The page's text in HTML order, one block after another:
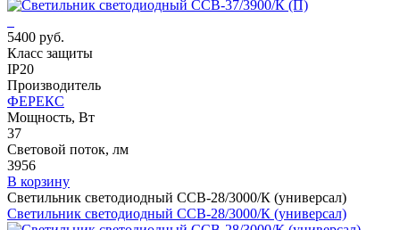
5400 руб.
Класс защиты
IP20
Производитель
ФЕРЕКС
Мощность, Вт
37
Световой поток, лм
3956
В корзину
Светильник светодиодный ССВ-28/3000/К (универсал)
Светильник светодиодный ССВ-28/3000/К (универсал)